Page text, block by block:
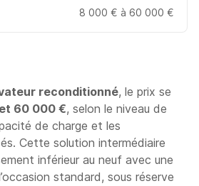
8 000 € à 60 000 €
reconditionné, le prix se
60 000 €, selon le niveau de
de charge et les
Cette solution intermédiaire
inférieur au neuf avec une
standard, sous réserve